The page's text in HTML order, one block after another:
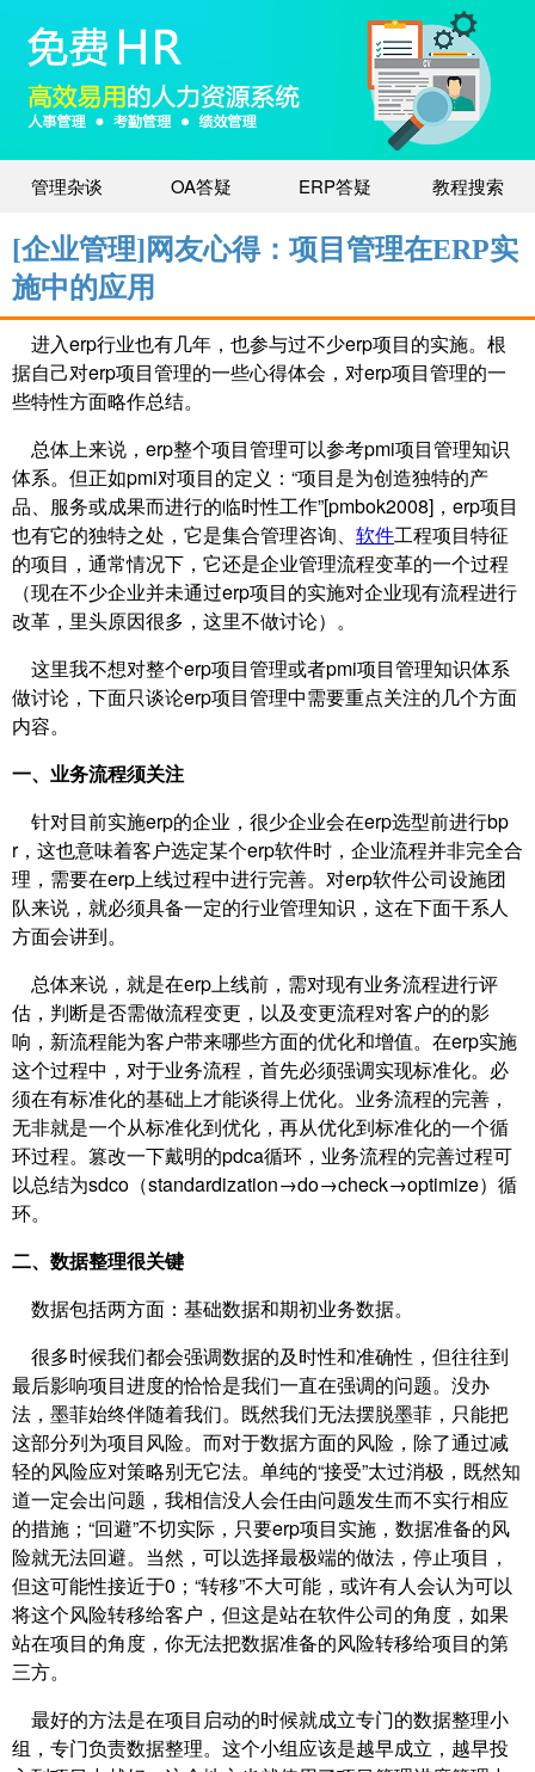
管理杂谈 OA答疑 ERP答疑 教程搜索
[企业管理]网友心得：项目管理在ERP实
施中的应用
进入erp行业也有几年，也参与过不少erp项目的实施。根
据自己对erp项目管理的一些心得体会，对erp项目管理的一
些特性方面略作总结。
总体上来说，erp整个项目管理可以参考pmi项目管理知识
体系。但正如pmi对项目的定义：“项目是为创造独特的产
品、服务或成果而进行的临时性工作”[pmbok2008]，erp项目
也有它的独特之处，它是集合管理咨询、 软件工程项目特征
的项目，通常情况下，它还是企业管理流程变革的一个过程
（现在不少企业并未通过erp项目的实施对企业现有流程进行
改革，里头原因很多，这里不做讨论）。
这里我不想对整个erp项目管理或者pmi项目管理知识体系
做讨论，下面只谈论erp项目管理中需要重点关注的几个方面
内容。
一、业务流程须关注
针对目前实施erp的企业，很少企业会在erp选型前进行bp
r，这也意味着客户选定某个erp软件时，企业流程并非完全合
理，需要在erp上线过程中进行完善。对erp软件公司设施团
队来说，就必须具备一定的行业管理知识，这在下面干系人
方面会讲到。
总体来说，就是在erp上线前，需对现有业务流程进行评
估，判断是否需做流程变更，以及变更流程对客户的的影
响，新流程能为客户带来哪些方面的优化和增值。在erp实施
这个过程中，对于业务流程，首先必须强调实现标准化。必
须在有标准化的基础上才能谈得上优化。业务流程的完善，
无非就是一个从标准化到优化，再从优化到标准化的一个循
环过程。篡改一下戴明的pdca循环，业务流程的完善过程可
以总结为sdco（standardization→do→check→optimize）循
环。
二、数据整理很关键
数据包括两方面：基础数据和期初业务数据。
很多时候我们都会强调数据的及时性和准确性，但往往到
最后影响项目进度的恰恰是我们一直在强调的问题。没办
法，墨菲始终伴随着我们。既然我们无法摆脱墨菲，只能把
这部分列为项目风险。而对于数据方面的风险，除了通过减
轻的风险应对策略别无它法。单纯的“接受”太过消极，既然知
道一定会出问题，我相信没人会任由问题发生而不实行相应
的措施；“回避”不切实际，只要erp项目实施，数据准备的风
险就无法回避。当然，可以选择最极端的做法，停止项目，
但这可能性接近于0；“转移”不大可能，或许有人会认为可以
将这个风险转移给客户，但这是站在软件公司的角度，如果
站在项目的角度，你无法把数据准备的风险转移给项目的第
三方。
最好的方法是在项目启动的时候就成立专门的数据整理小
组，专门负责数据整理。这个小组应该是越早成立，越早投